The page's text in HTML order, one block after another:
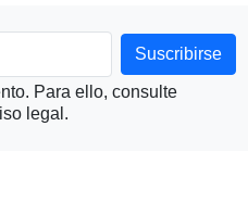
Para ello, consulte
legal.